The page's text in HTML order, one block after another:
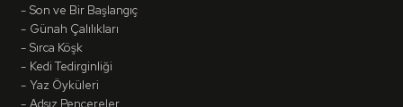
Son ve Bir Başlangıç
Günah Çalılıkları
Sırca Köşk
Kedi Tedirginliği
Yaz Öyküleri
Adsız Pencereler